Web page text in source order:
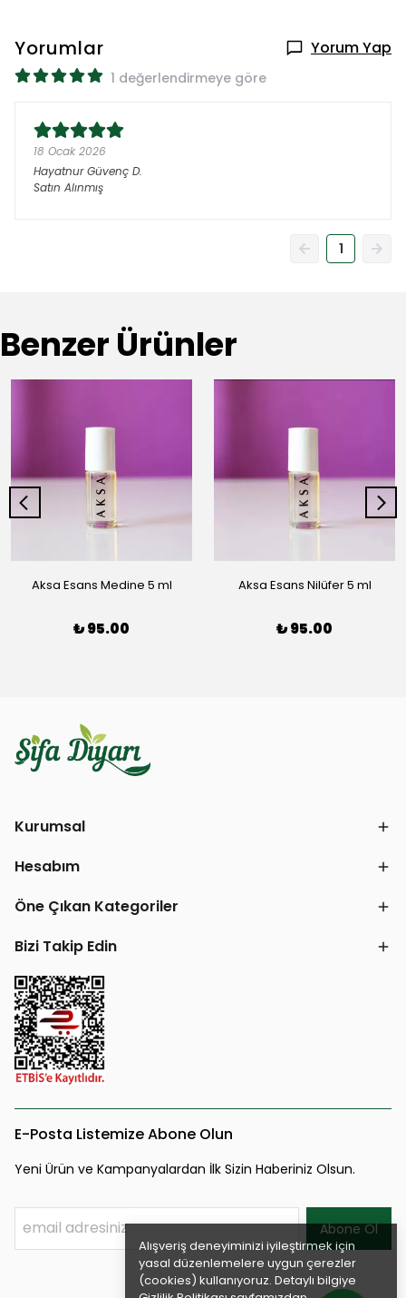
Alışveriş deneyiminizi iyileştirmek için
yasal düzenlemelere uygun çerezler
(cookies) kullanıyoruz. Detaylı bilgiye
Yorumlar Yorum Yap
1 değerlendirmeye göre
18 Ocak 2026
Hayatnur Güvenç D.
Satın Alınmış
1
Benzer Ürünler
Aksa Esans Medine 5 ml
₺ 95.00
Aksa Esans Nilüfer 5 ml
₺ 95.00
Kurumsal
Hesabım
Öne Çıkan Kategoriler
Bizi Takip Edin
E-Posta Listemize Abone Olun
Yeni Ürün ve Kampanyalardan İlk Sizin Haberiniz Olsun.
Abone Ol